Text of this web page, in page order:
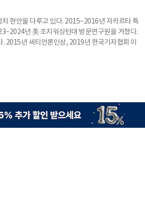
현안을 다루고 있다. 2015~2016년 자카르타 특
년 美 조지워싱턴대 방문연구원을 거쳤다.
2015년 씨티언론인상, 2019년 한국기자협회 이